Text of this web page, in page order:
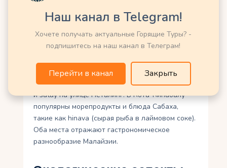
Бюджет варьируется: Кинабалу требует затрат
на тур, а в Куала-Лумпуре есть варианты для
всех кошельков.
Кулинарное путешествие
В Куала-Лумпуре стоит попробовать nasi lemak
и satay на улице Петалинг. В Кота-Кинабалу
популярны морепродукты и блюда Сабаха,
такие как hinava (сырая рыба в лаймовом соке).
Оба места отражают гастрономическое
разнообразие Малайзии.
Наш канал в Telegram!
Хочете получать актуальные Горящие Туры? -
подпишитесь на наш канал в Телеграм!
Перейти в канал Закрыть